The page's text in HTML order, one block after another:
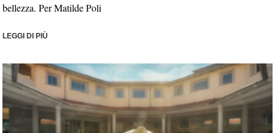
bellezza. Per Matilde Poli
LEGGI DI PIÙ